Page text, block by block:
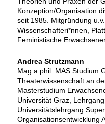
Konzeption/Organisation
seit 1985. Mitgründung
Wissenschafteri*nnen,
Feministische
Andrea Strutzmann
Mag.a phil. MAS Studium
Theaterwissenschaft an
Masterstudium
Universität Graz,
Universitätslehrgang
Organisationsentwicklung